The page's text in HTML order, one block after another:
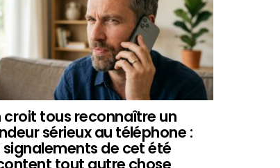
croit tous reconnaître un
sérieux au téléphone :
signalements de cet été